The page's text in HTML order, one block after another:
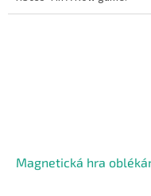
Magnetická hra